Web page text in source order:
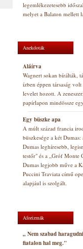
legemlékezetesebb
melyet a Balaton mellett
Anekdoták
Aláírva
Wagnert sokan bírálták,
ízben éppen társaság
levelet hozott. A
papírlapon mindössze
Egy büszke apa
A múlt század francia
büszkesége a két
Dumas leghíresebb,
testőr" és a „Gróf Monte
Dumas legjobb műve a
Puccini Traviata című
alapjául is szolgált.
Aforizmák
„ Nem szabad
fiatalon hal meg."